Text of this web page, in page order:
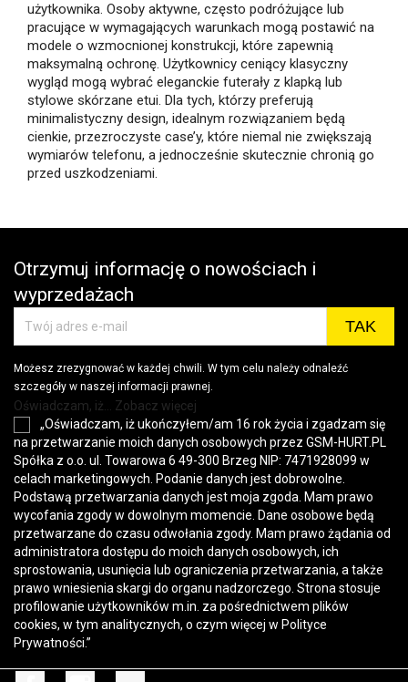
użytkownika. Osoby aktywne, często podróżujące lub
pracujące w wymagających warunkach mogą postawić na
modele o wzmocnionej konstrukcji, które zapewnią
maksymalną ochronę. Użytkownicy ceniący klasyczny
wygląd mogą wybrać eleganckie futerały z klapką lub
stylowe skórzane etui. Dla tych, którzy preferują
minimalistyczny design, idealnym rozwiązaniem będą
cienkie, przezroczyste case’y, które niemal nie zwiększają
wymiarów telefonu, a jednocześnie skutecznie chronią go
przed uszkodzeniami.
Otrzymuj informację o nowościach i
wyprzedażach
Możesz zrezygnować w każdej chwili. W tym celu należy odnaleźć
szczegóły w naszej informacji prawnej.
Oświadczam, iż... Zobacz więcej
„Oświadczam, iż ukończyłem/am 16 rok życia i zgadzam się
na przetwarzanie moich danych osobowych przez GSM-HURT.PL
Spółka z o.o. ul. Towarowa 6 49-300 Brzeg NIP: 7471928099 w
celach marketingowych. Podanie danych jest dobrowolne.
Podstawą przetwarzania danych jest moja zgoda. Mam prawo
wycofania zgody w dowolnym momencie. Dane osobowe będą
przetwarzane do czasu odwołania zgody. Mam prawo żądania od
administratora dostępu do moich danych osobowych, ich
sprostowania, usunięcia lub ograniczenia przetwarzania, a także
prawo wniesienia skargi do organu nadzorczego. Strona stosuje
profilowanie użytkowników m.in. za pośrednictwem plików
cookies, w tym analitycznych, o czym więcej w Polityce
Prywatności.”